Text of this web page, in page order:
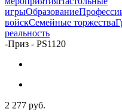
игрыОбразование
войскСемейные торжества
реальность
-Приз - PS1120
2 277 руб.